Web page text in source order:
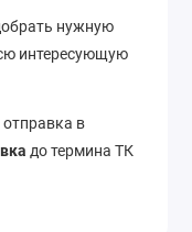
нужную
интересующую
отправка в
до термина ТК